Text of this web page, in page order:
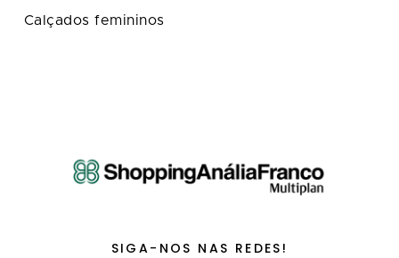
Calçados femininos
SIGA-NOS NAS REDES!